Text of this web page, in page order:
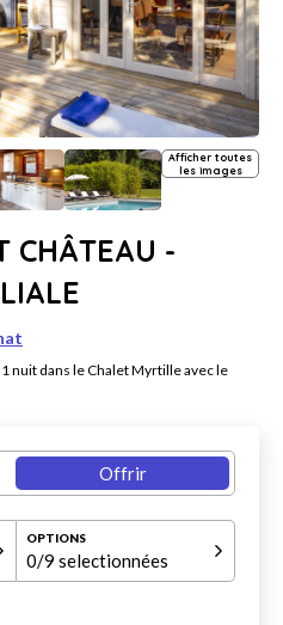
Afficher toutes
les images
CHÂTEAU -
nuit dans le Chalet Myrtille avec le
Offrir
OPTIONS
0/9 selectionnées